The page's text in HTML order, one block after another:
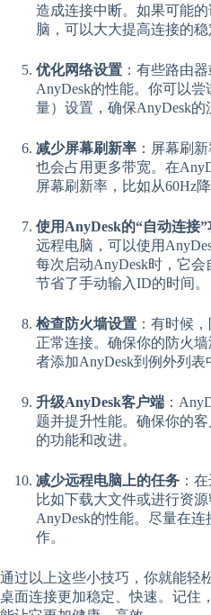
造成连接中断。如果可能
脑，可以大大提高连接的稳
优化网络设置 ：有些路由
AnyDesk的性能。你可以
量）设置，确保AnyDesk的
减少屏幕刷新率 ：屏幕刷
也会占用更多带宽。在
屏幕刷新率，比如从60Hz
使用AnyDesk的“自动连接”
远程电脑，可以使用
每次启动AnyDesk时，它会
节省了手动输入ID的时间。
检查防火墙设置 ：有时候
正常连接。确保你的防火
者添加AnyDesk到例外列表
升级AnyDesk客户端 ：
题并提升性能。确保你的
的功能和改进。
减少远程电脑上的任务 ：
比如下载大文件或进行资
AnyDesk的性能。尽量在
作。
通过以上这些小技巧，你就能轻
桌面连接更加稳定、快速。记住